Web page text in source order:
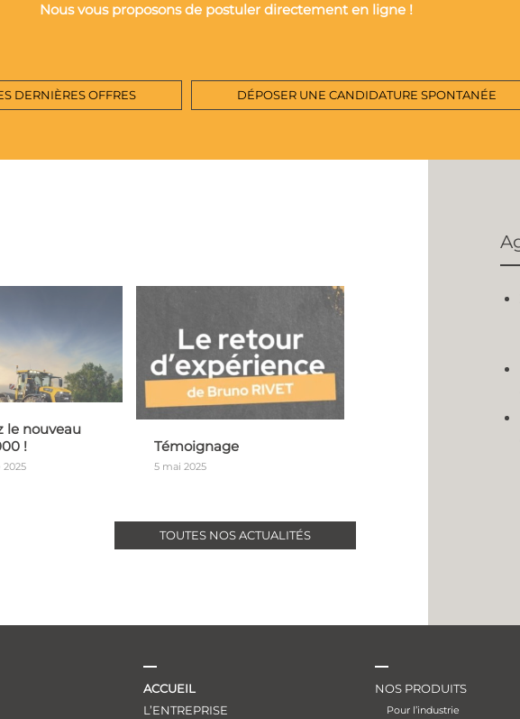
Nous vous proposons de postuler directement en ligne !
DERNIÈRES OFFRES DÉPOSER UNE CANDIDATURE SPONTANÉE
le nouveau
!
Témoignage
5 mai 2025
TOUTES NOS ACTUALITÉS
ACCUEIL
L’ENTREPRISE
NOS PRODUITS
Pour l’industrie